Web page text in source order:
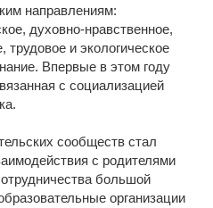
направлениям:
духовно-нравственное,
трудовое и экологическое
Впервые в этом году
с социализацией
сообществ стал
с родителями
большой
организации